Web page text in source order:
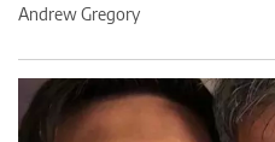
Andrew Gregory